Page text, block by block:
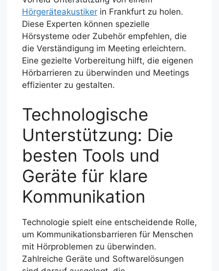
Hörgeräteakustiker in Frankfurt zu holen.
Diese Experten können spezielle
Hörsysteme oder Zubehör empfehlen, die
die Verständigung im Meeting erleichtern.
Eine gezielte Vorbereitung hilft, die eigenen
Hörbarrieren zu überwinden und Meetings
effizienter zu gestalten.
Technologische
Unterstützung: Die
besten Tools und
Geräte für klare
Kommunikation
Technologie spielt eine entscheidende Rolle,
um Kommunikationsbarrieren für Menschen
mit Hörproblemen zu überwinden.
Zahlreiche Geräte und Softwarelösungen